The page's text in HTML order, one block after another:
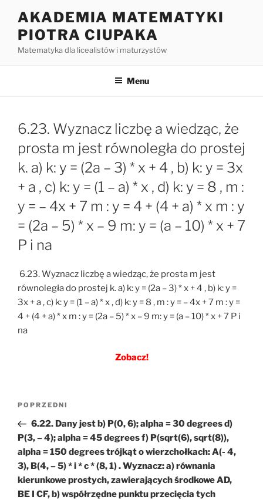
treści
AKADEMIA MATEMATYKI
PIOTRA CIUPAKA
Matematyka dla licealistów i maturzystów
Menu
6.23. Wyznacz liczbę a wiedząc, że
prosta m jest równoległa do prostej
k. a) k: y = (2a – 3) * x + 4 , b) k: y = 3x
+ a , c) k: y = (1 – a) * x , d) k: y = 8 , m :
y = – 4x + 7 m : y = 4 + (4 + a) * x m : y
= (2a – 5) * x – 9 m: y = (a – 10) * x + 7
P i na
6.23. Wyznacz liczbę a wiedząc, że prosta m jest
równoległa do prostej k. a) k: y = (2a – 3) * x + 4 , b) k: y =
3x + a , c) k: y = (1 – a) * x , d) k: y = 8 , m : y = – 4x + 7 m : y =
4 + (4 + a) * x m : y = (2a – 5) * x – 9 m: y = (a – 10) * x + 7 P i
na
Zobacz!
Nawigacja
Poprzedni
wpis
POPRZEDNI
6.22. Dany jest b) P(0, 6); alpha = 30 degrees d)
P(3, – 4); alpha = 45 degrees f) P(sqrt(6), sqrt(8)),
alpha = 150 degrees trójkąt o wierzchołkach: A(- 4,
3), B(4, – 5) * i * c * (8, 1) . Wyznacz: a) równania
kierunkowe prostych, zawierających środkowe AD,
BE I CF, b) współrzędne punktu przecięcia tych